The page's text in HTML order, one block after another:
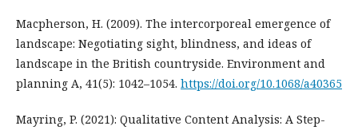
Macpherson, H. (2009). The intercorporeal emergence of
landscape: Negotiating sight, blindness, and ideas of
landscape in the British countryside. Environment and
planning A, 41(5): 1042–1054. https://doi.org/10.1068/a40365
Mayring, P. (2021): Qualitative Content Analysis: A Step-